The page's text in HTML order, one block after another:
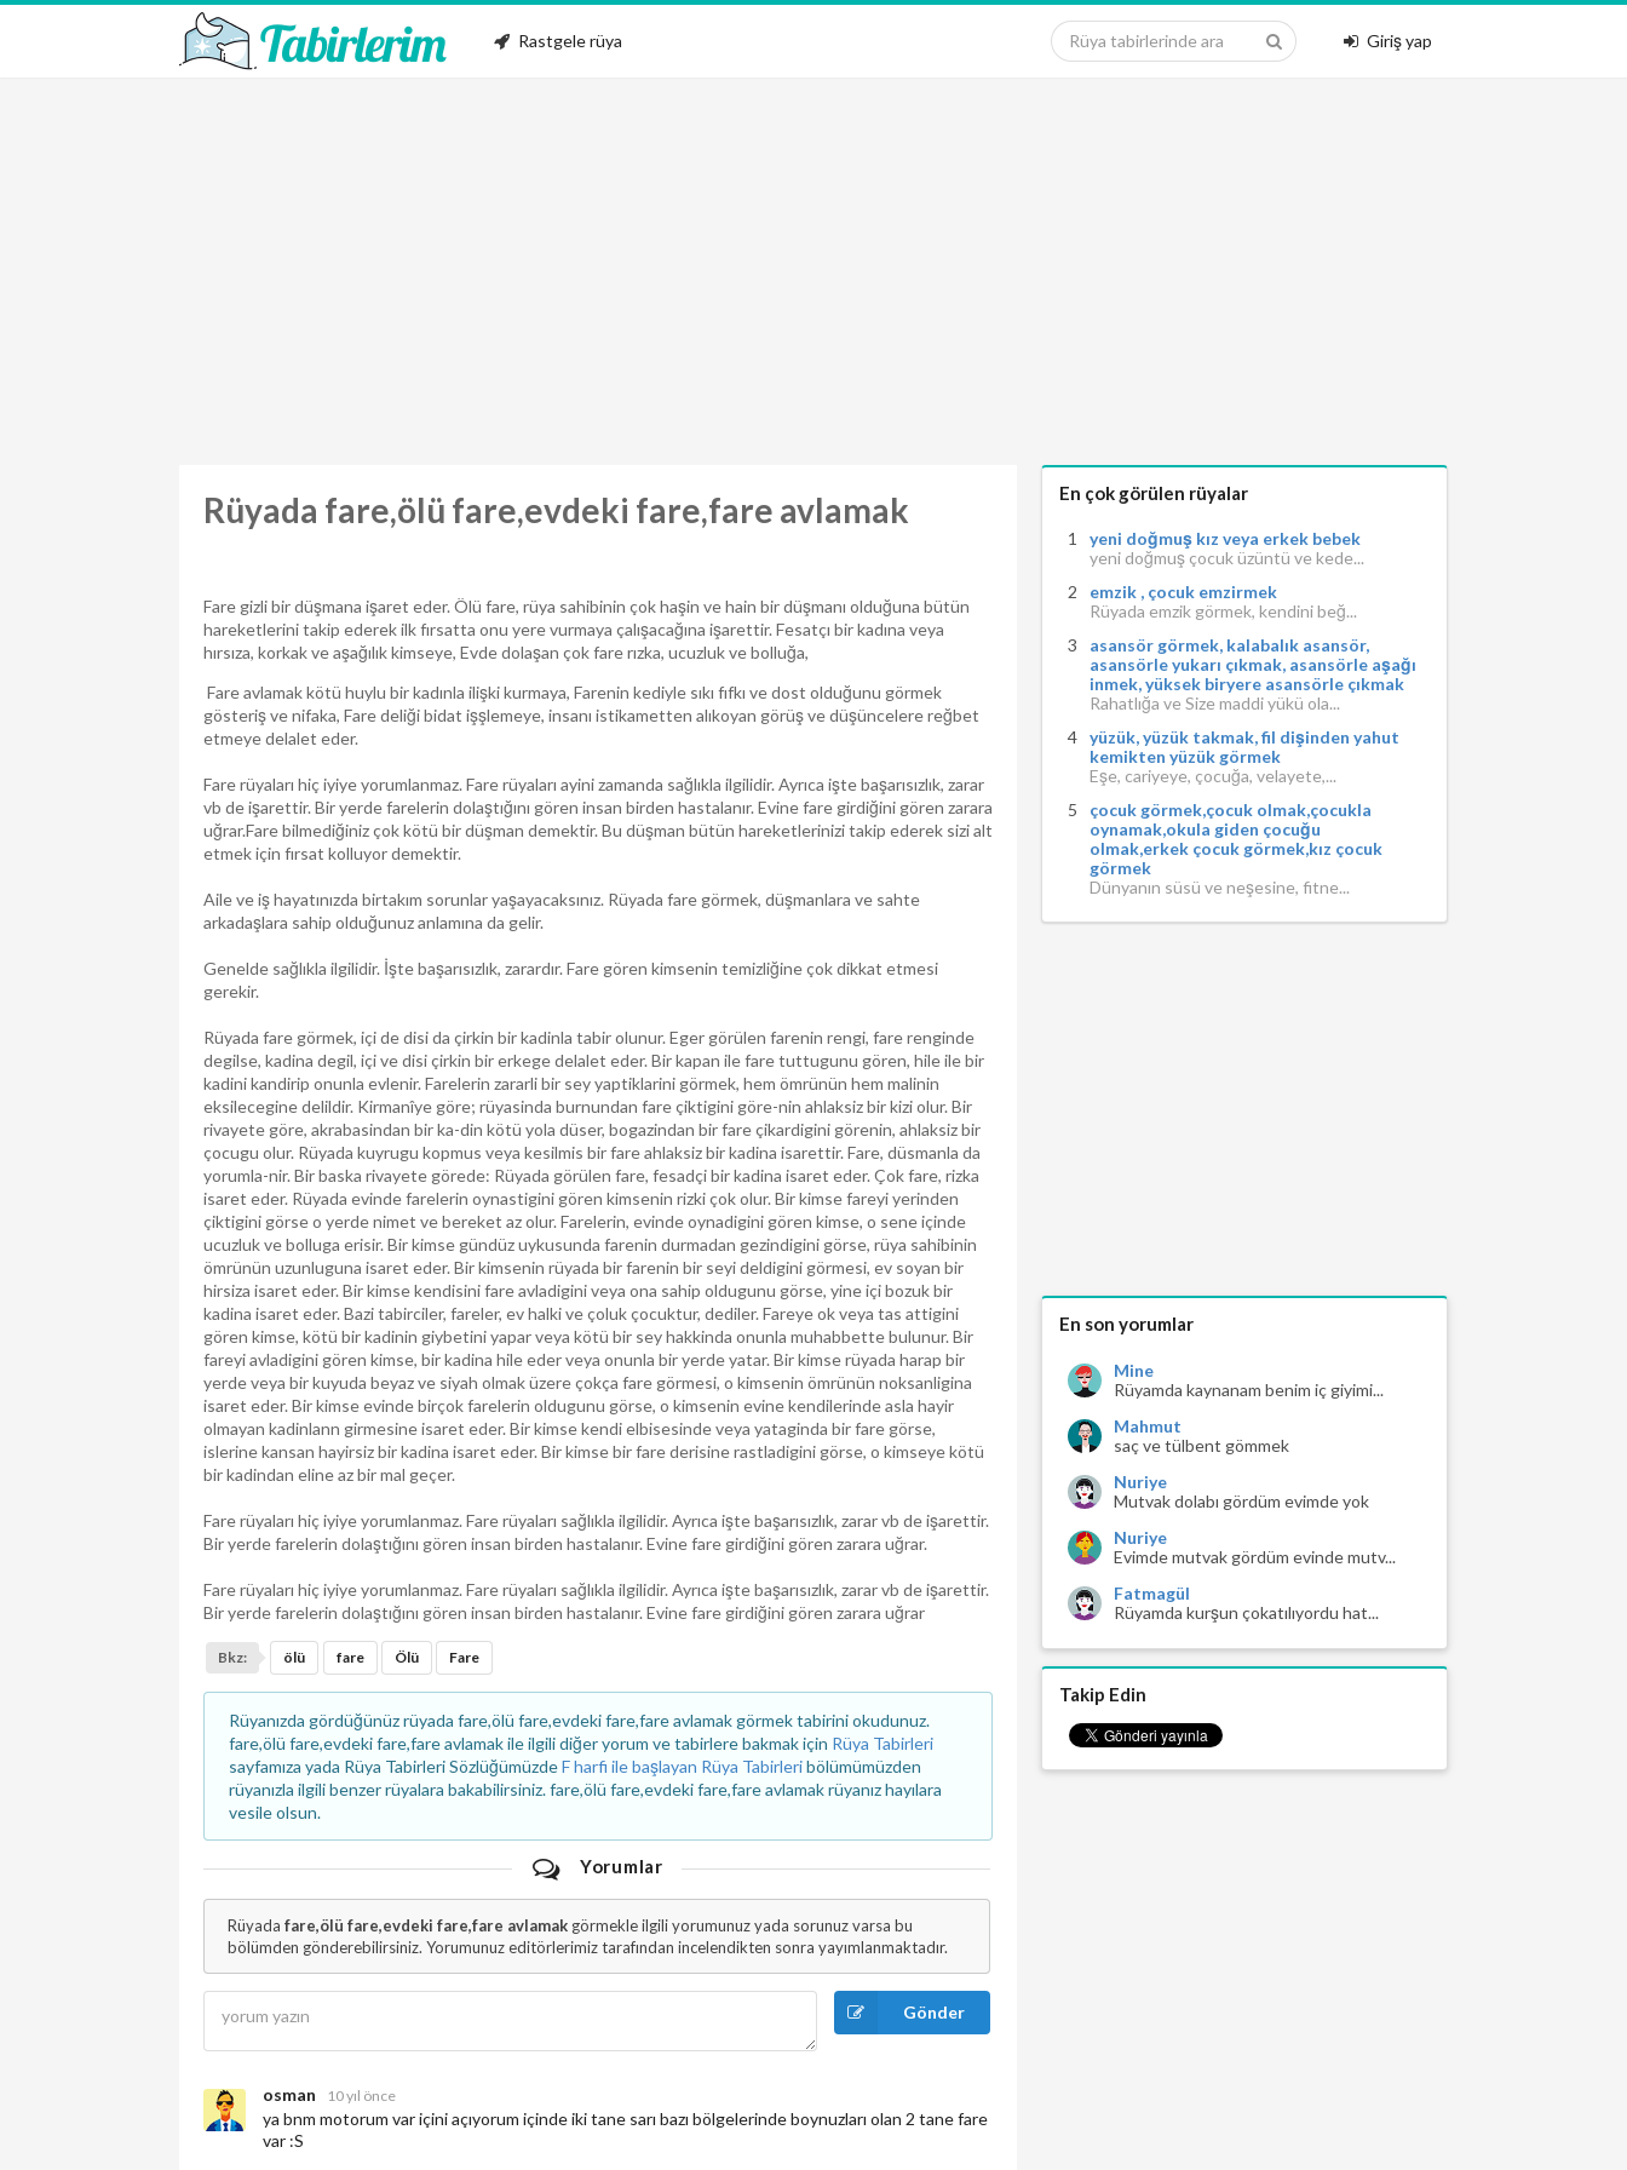
Rastgele rüya Giriş yap
Rüyada fare,ölü fare,evdeki fare,fare avlamak
Fare gizli bir düşmana işaret eder. Ölü fare, rüya sahibinin çok haşin ve hain bir düşmanı olduğuna bütün
hareketlerini takip ederek ilk fırsatta onu yere vurmaya çalışacağına işarettir. Fesatçı bir kadına veya
hırsıza, korkak ve aşağılık kimseye, Evde dolaşan çok fare rızka, ucuzluk ve bolluğa,
Fare avlamak kötü huylu bir kadınla ilişki kurmaya, Farenin kediyle sıkı fıfkı ve dost olduğunu görmek
gösteriş ve nifaka, Fare deliği bidat işşlemeye, insanı istikametten alıkoyan görüş ve düşüncelere reğbet
etmeye delalet eder.
Fare rüyaları hiç iyiye yorumlanmaz. Fare rüyaları ayini zamanda sağlıkla ilgilidir. Ayrıca işte başarısızlık, zarar
vb de işarettir. Bir yerde farelerin dolaştığını gören insan birden hastalanır. Evine fare girdiğini gören zarara
uğrar.Fare bilmediğiniz çok kötü bir düşman demektir. Bu düşman bütün hareketlerinizi takip ederek sizi alt
etmek için fırsat kolluyor demektir.
Aile ve iş hayatınızda birtakım sorunlar yaşayacaksınız. Rüyada fare görmek, düşmanlara ve sahte
arkadaşlara sahip olduğunuz anlamına da gelir.
Genelde sağlıkla ilgilidir. İşte başarısızlık, zarardır. Fare gören kimsenin temizliğine çok dikkat etmesi
gerekir.
Rüyada fare görmek, içi de disi da çirkin bir kadinla tabir olunur. Eger görülen farenin rengi, fare renginde
degilse, kadina degil, içi ve disi çirkin bir erkege delalet eder. Bir kapan ile fare tuttugunu gören, hile ile bir
kadini kandirip onunla evlenir. Farelerin zararli bir sey yaptiklarini görmek, hem ömrünün hem malinin
eksilecegine delildir. Kirmanîye göre; rüyasinda burnundan fare çiktigini göre-nin ahlaksiz bir kizi olur. Bir
rivayete göre, akrabasindan bir ka-din kötü yola düser, bogazindan bir fare çikardigini görenin, ahlaksiz bir
çocugu olur. Rüyada kuyrugu kopmus veya kesilmis bir fare ahlaksiz bir kadina isarettir. Fare, düsmanla da
yorumla-nir. Bir baska rivayete görede: Rüyada görülen fare, fesadçi bir kadina isaret eder. Çok fare, rizka
isaret eder. Rüyada evinde farelerin oynastigini gören kimsenin rizki çok olur. Bir kimse fareyi yerinden
çiktigini görse o yerde nimet ve bereket az olur. Farelerin, evinde oynadigini gören kimse, o sene içinde
ucuzluk ve bolluga erisir. Bir kimse gündüz uykusunda farenin durmadan gezindigini görse, rüya sahibinin
ömrünün uzunluguna isaret eder. Bir kimsenin rüyada bir farenin bir seyi deldigini görmesi, ev soyan bir
hirsiza isaret eder. Bir kimse kendisini fare avladigini veya ona sahip oldugunu görse, yine içi bozuk bir
kadina isaret eder. Bazi tabirciler, fareler, ev halki ve çoluk çocuktur, dediler. Fareye ok veya tas attigini
gören kimse, kötü bir kadinin giybetini yapar veya kötü bir sey hakkinda onunla muhabbette bulunur. Bir
fareyi avladigini gören kimse, bir kadina hile eder veya onunla bir yerde yatar. Bir kimse rüyada harap bir
yerde veya bir kuyuda beyaz ve siyah olmak üzere çokça fare görmesi, o kimsenin ömrünün noksanligina
isaret eder. Bir kimse evinde birçok farelerin oldugunu görse, o kimsenin evine kendilerinde asla hayir
olmayan kadinlann girmesine isaret eder. Bir kimse kendi elbisesinde veya yataginda bir fare görse,
islerine kansan hayirsiz bir kadina isaret eder. Bir kimse bir fare derisine rastladigini görse, o kimseye kötü
bir kadindan eline az bir mal geçer.
Fare rüyaları hiç iyiye yorumlanmaz. Fare rüyaları sağlıkla ilgilidir. Ayrıca işte başarısızlık, zarar vb de işarettir.
Bir yerde farelerin dolaştığını gören insan birden hastalanır. Evine fare girdiğini gören zarara uğrar.
Fare rüyaları hiç iyiye yorumlanmaz. Fare rüyaları sağlıkla ilgilidir. Ayrıca işte başarısızlık, zarar vb de işarettir.
Bir yerde farelerin dolaştığını gören insan birden hastalanır. Evine fare girdiğini gören zarara uğrar
Bkz: ölü fare Ölü Fare
Rüyanızda gördüğünüz rüyada fare,ölü fare,evdeki fare,fare avlamak görmek tabirini okudunuz.
fare,ölü fare,evdeki fare,fare avlamak ile ilgili diğer yorum ve tabirlere bakmak için Rüya Tabirleri
sayfamıza yada Rüya Tabirleri SözlüğümüzdeF harfi ile başlayan Rüya Tabirleribölümümüzden
rüyanızla ilgili benzer rüyalara bakabilirsiniz. fare,ölü fare,evdeki fare,fare avlamak rüyanız hayılara
vesile olsun.
Yorumlar
Rüyada fare,ölü fare,evdeki fare,fare avlamakgörmekle ilgili yorumunuz yada sorunuz varsa bu
bölümden gönderebilirsiniz. Yorumunuz editörlerimiz tarafından incelendikten sonra yayımlanmaktadır.
Gönder
osman 10 yıl önce
ya bnm motorum var içini açıyorum içinde iki tane sarı bazı bölgelerinde boynuzları olan 2 tane fare
var :S
En çok görülen rüyalar
yeni doğmuş kız veya erkek bebek
yeni doğmuş çocuk üzüntü ve kede...
emzik , çocuk emzirmek
Rüyada emzik görmek, kendini beğ...
asansör görmek, kalabalık asansör,
asansörle yukarı çıkmak, asansörle aşağı
inmek, yüksek biryere asansörle çıkmak
Rahatlığa ve Size maddi yükü ola...
yüzük, yüzük takmak, fil dişinden yahut
kemikten yüzük görmek
Eşe, cariyeye, çocuğa, velayete,...
çocuk görmek,çocuk olmak,çocukla
oynamak,okula giden çocuğu
olmak,erkek çocuk görmek,kız çocuk
görmek
Dünyanın süsü ve neşesine, fitne...
En son yorumlar
Mine
Rüyamda kaynanam benim iç giyimi...
Mahmut
saç ve tülbent gömmek
Nuriye
Mutvak dolabı gördüm evimde yok
Nuriye
Evimde mutvak gördüm evinde mutv...
Fatmagül
Rüyamda kurşun çokatılıyordu hat...
Takip Edin